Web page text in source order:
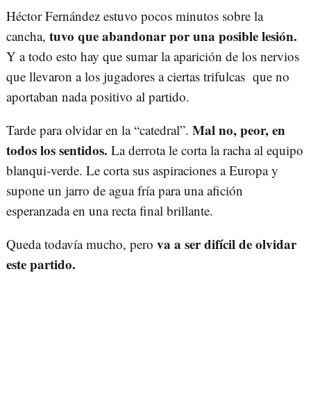
Héctor Fernández estuvo pocos minutos sobre la
cancha, tuvo que abandonar por una posible lesión.
Y a todo esto hay que sumar la aparición de los nervios
que llevaron a los jugadores a ciertas trifulcas que no
aportaban nada positivo al partido.
Tarde para olvidar en la “catedral”. Mal no, peor, en
todos los sentidos. La derrota le corta la racha al equipo
blanqui-verde. Le corta sus aspiraciones a Europa y
supone un jarro de agua fría para una afición
esperanzada en una recta final brillante.
Queda todavía mucho, pero va a ser difícil de olvidar
este partido.